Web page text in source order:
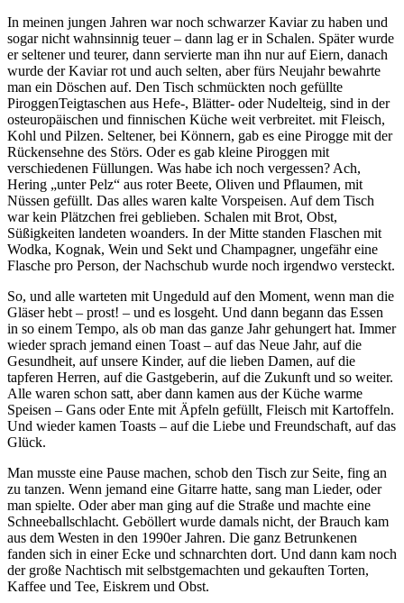
In meinen jungen Jahren war noch schwarzer Kaviar zu haben und
sogar nicht wahnsinnig teuer – dann lag er in Schalen. Später wurde
er seltener und teurer, dann servierte man ihn nur auf Eiern, danach
wurde der Kaviar rot und auch selten, aber fürs Neujahr bewahrte
man ein Döschen auf. Den Tisch schmückten noch gefüllte
PiroggenTeigtaschen aus Hefe-, Blätter- oder Nudelteig, sind in der
osteuropäischen und finnischen Küche weit verbreitet. mit Fleisch,
Kohl und Pilzen. Seltener, bei Könnern, gab es eine Pirogge mit der
Rückensehne des Störs. Oder es gab kleine Piroggen mit
verschiedenen Füllungen. Was habe ich noch vergessen? Ach,
Hering
unter Pelz
aus roter Beete, Oliven und Pflaumen, mit
Nüssen gefüllt. Das alles waren kalte Vorspeisen. Auf dem Tisch
war kein Plätzchen frei geblieben. Schalen mit Brot, Obst,
Süßigkeiten landeten woanders. In der Mitte standen Flaschen mit
Wodka, Kognak, Wein und Sekt und Champagner, ungefähr eine
Flasche pro Person, der Nachschub wurde noch irgendwo versteckt.
So, und alle warteten mit Ungeduld auf den Moment, wenn man die
Gläser hebt – prost! – und es losgeht. Und dann begann das Essen
in so einem Tempo, als ob man das ganze Jahr gehungert hat. Immer
wieder sprach jemand einen Toast – auf das Neue Jahr, auf die
Gesundheit, auf unsere Kinder, auf die lieben Damen, auf die
tapferen Herren, auf die Gastgeberin, auf die Zukunft und so weiter.
Alle waren schon satt, aber dann kamen aus der Küche warme
Speisen – Gans oder Ente mit Äpfeln gefüllt, Fleisch mit Kartoffeln.
Und wieder kamen Toasts – auf die Liebe und Freundschaft, auf das
Glück.
Man musste eine Pause machen, schob den Tisch zur Seite, fing an
zu tanzen. Wenn jemand eine Gitarre hatte, sang man Lieder, oder
man spielte. Oder aber man ging auf die Straße und machte eine
Schneeballschlacht. Geböllert wurde damals nicht, der Brauch kam
aus dem Westen in den 1990er Jahren. Die ganz Betrunkenen
fanden sich in einer Ecke und schnarchten dort. Und dann kam noch
der große Nachtisch mit selbstgemachten und gekauften Torten,
Kaffee und Tee, Eiskrem und Obst.